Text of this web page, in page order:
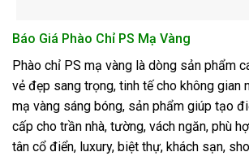
Báo Giá Phào Chỉ PS Mạ Vàng
Phào chỉ PS mạ vàng là dòng sản phẩm
vẻ đẹp sang trọng, tinh tế cho không gian
mạ vàng sáng bóng, sản phẩm giúp tạo
cấp cho trần nhà, tường, vách ngăn, phù
tân cổ điển, luxury, biệt thự, khách sạn,